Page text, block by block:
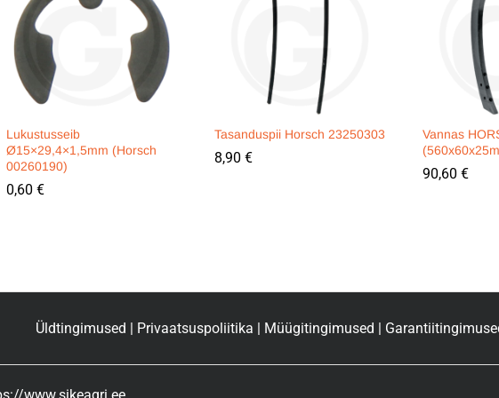
Lukustusseib
Ø15×29,4×1,5mm (Horsch
00260190)
0,60 €
Tasanduspii Horsch 23250303
8,90 €
Vannas
90,60 €
Üldtingimused Privaatsuspoliitika Müügitingimused